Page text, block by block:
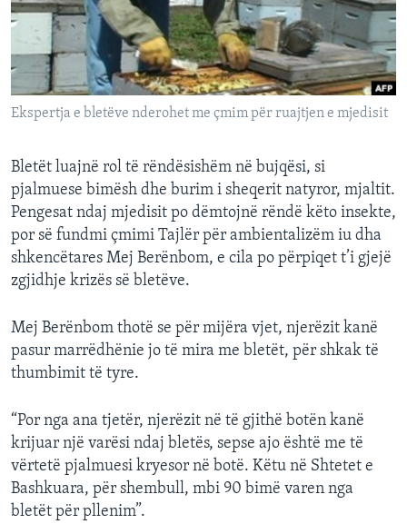
INTERVISTA
DITARI
Ekspertja e bletëve nderohet me çmim për ruajtjen e mjedisit
Bletët luajnë rol të rëndësishëm në bujqësi, si
pjalmuese bimësh dhe burim i sheqerit natyror, mjaltit.
Pengesat ndaj mjedisit po dëmtojnë rëndë këto insekte,
por së fundmi çmimi Tajlër për ambientalizëm iu dha
shkencëtares Mej Berënbom, e cila po përpiqet t’i gjejë
zgjidhje krizës së bletëve.
Mej Berënbom thotë se për mijëra vjet, njerëzit kanë
pasur marrëdhënie jo të mira me bletët, për shkak të
thumbimit të tyre.
“Por nga ana tjetër, njerëzit në të gjithë botën kanë
krijuar një varësi ndaj bletës, sepse ajo është me të
vërtetë pjalmuesi kryesor në botë. Këtu në Shtetet e
Bashkuara, për shembull, mbi 90 bimë varen nga
bletët për pllenim”.